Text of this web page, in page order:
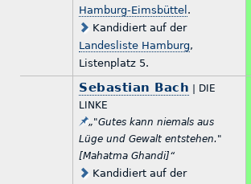
Hamburg-Eimsbüttel .
Kandidiert auf der
Landesliste Hamburg,
Listenplatz 5.
Sebastian Bach | DIE
LINKE
„"Gutes kann niemals aus
Lüge und Gewalt entstehen."
[Mahatma Ghandi]“
Kandidiert auf der